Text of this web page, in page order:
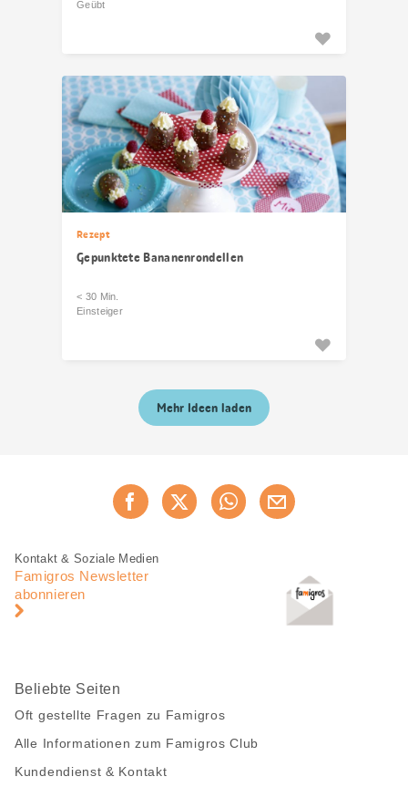
Geübt
Rezept
Gepunktete Bananenrondellen
< 30 Min.
Einsteiger
Mehr Ideen laden
Jetzt weiterempfehlen
Fusszeile
Fusszeile
Navigation
Kontakt & Soziale Medien
Famigros Newsletter
abonnieren
Beliebte Seiten
Oft gestellte Fragen zu Famigros
Alle Informationen zum Famigros Club
Kundendienst & Kontakt